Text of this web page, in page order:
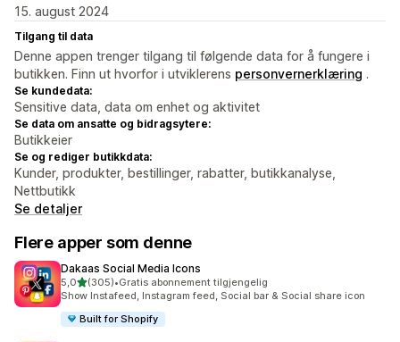
15. august 2024
Tilgang til data
Denne appen trenger tilgang til følgende data for å fungere i
butikken. Finn ut hvorfor i utviklerens personvernerklæring .
Se kundedata:
Sensitive data, data om enhet og aktivitet
Se data om ansatte og bidragsytere:
Butikkeier
Se og rediger butikkdata:
Kunder, produkter, bestillinger, rabatter, butikkanalyse,
Nettbutikk
Se detaljer
Flere apper som denne
Dakaas Social Media Icons
5,0av 5 stjerner
(305)
Totalt 305 omtaler
•Gratis abonnement tilgjengelig
Show Instafeed, Instagram feed, Social bar & Social share icon
Built for Shopify